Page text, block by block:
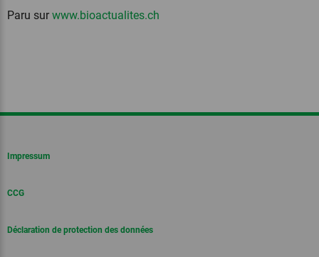
Paru sur www.bioactualites.ch
Impressum
CCG
Déclaration de protection des données